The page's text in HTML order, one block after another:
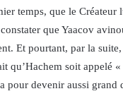
temps, que le
que Yaacov
Et pourtant, par la
qu’Hachem soit appelé
pour devenir aussi grand